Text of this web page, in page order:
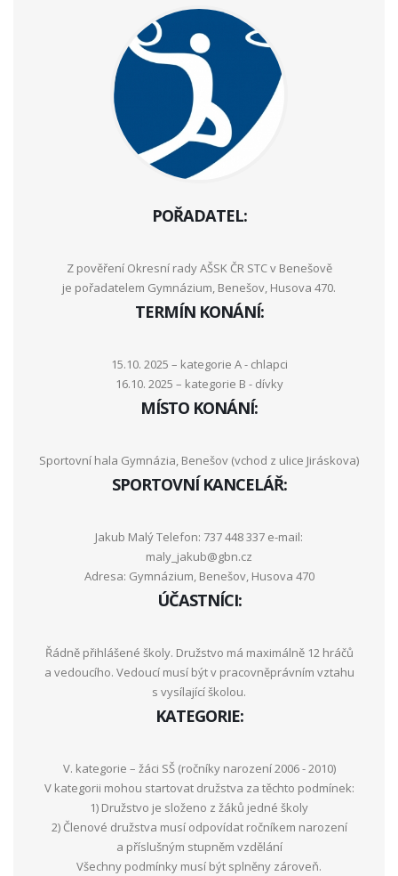
POŘADATEL:
Z pověření Okresní rady AŠSK ČR STC v Benešově
je pořadatelem Gymnázium, Benešov, Husova 470.
TERMÍN KONÁNÍ:
15.10. 2025 – kategorie A - chlapci
16.10. 2025 – kategorie B - dívky
MÍSTO KONÁNÍ:
Sportovní hala Gymnázia, Benešov (vchod z ulice Jiráskova)
SPORTOVNÍ KANCELÁŘ:
Jakub Malý Telefon: 737 448 337 e-mail:
maly_jakub@gbn.cz
Adresa: Gymnázium, Benešov, Husova 470
ÚČASTNÍCI:
Řádně přihlášené školy. Družstvo má maximálně 12 hráčů
a vedoucího. Vedoucí musí být v pracovněprávním vztahu
s vysílající školou.
KATEGORIE:
V. kategorie – žáci SŠ (ročníky narození 2006 - 2010)
V kategorii mohou startovat družstva za těchto podmínek:
1) Družstvo je složeno z žáků jedné školy
2) Členové družstva musí odpovídat ročníkem narození
a příslušným stupněm vzdělání
Všechny podmínky musí být splněny zároveň.